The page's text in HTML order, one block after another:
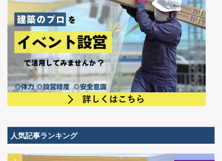
人気記事ランキング